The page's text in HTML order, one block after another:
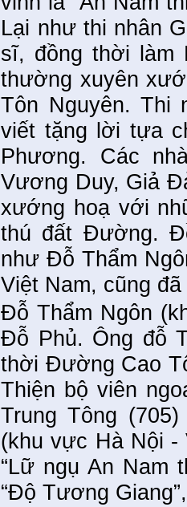
Lại như thi nhân
sĩ, đồng thời làm
thường xuyên
Tôn Nguyên. Thi
viết tặng lời tựa
Phương. Các
Vương Duy, Giả
xướng hoạ với
thú đất Đường.
như Đỗ Thẩm
Việt Nam, cũng
Đỗ Thẩm Ngôn
Đỗ Phủ. Ông đỗ
thời Đường Cao
Thiện bộ viên
Trung Tông
(khu vực Hà Nội -
“Lữ ngụ An Nam
“Độ Tương